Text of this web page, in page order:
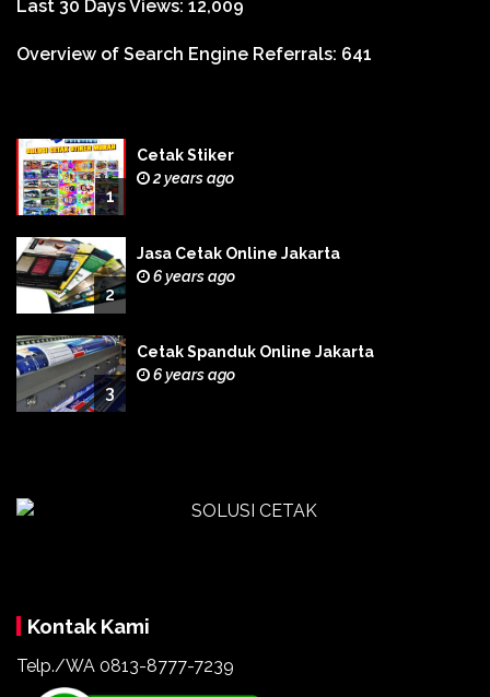
Last 30 Days Views: 12,009
Overview of Search Engine Referrals: 641
1
Cetak Stiker
2 years ago
2
Jasa Cetak Online Jakarta
6 years ago
3
Cetak Spanduk Online Jakarta
6 years ago
Kontak Kami
Telp./WA 0813-8777-7239